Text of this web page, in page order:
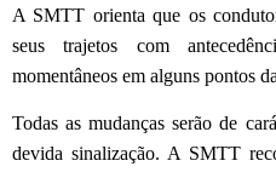
A SMTT orienta que os
seus trajetos com
momentâneos em alguns pontos
Todas as mudanças serão de
devida sinalização. A SMTT